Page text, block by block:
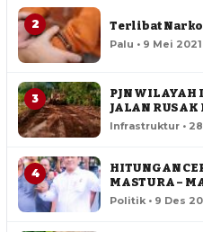
2 Terlibat
Palu • 9 Mei
3
PJN WILAYAH
JALAN RUSAK
Infrastruktur • 28
4
HITUNGAN
MASTURA –
SULTENG
Politik • 9 Des